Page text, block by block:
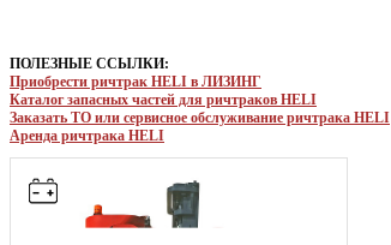
ПОЛЕЗНЫЕ ССЫЛКИ:
Приобрести ричтрак HELI в ЛИЗИНГ
Каталог запасных частей для ричтраков HELI
Заказать ТО или сервисное обслуживание ричтрака HELI
Аренда ричтрака HELI